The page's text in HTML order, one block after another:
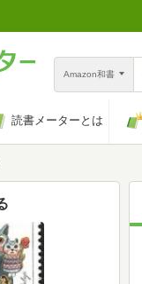
Amazon和書
読書メーターとは